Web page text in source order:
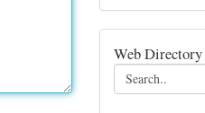
Web Directory